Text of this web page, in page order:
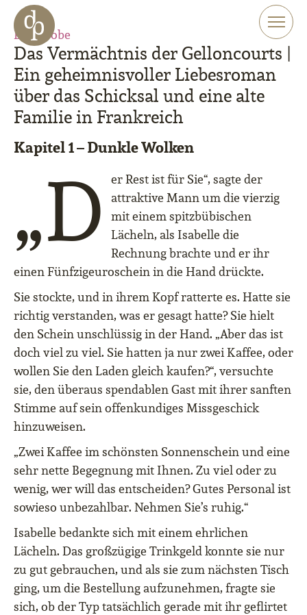
Zum Haupt-Inhalt springen
Zur Navigation springen
Zur Website-Suche springen
Leseprobe
Das Vermächtnis der Gelloncourts |
Ein geheimnisvoller Liebesroman
über das Schicksal und eine alte
Familie in Frankreich
Kapitel 1 – Dunkle Wolken
„D
er Rest ist für Sie“, sagte der
attraktive Mann um die vierzig
mit einem spitzbübischen
Lächeln, als Isabelle die
Rechnung brachte und er ihr
einen Fünfzigeuroschein in die Hand drückte.
Sie stockte, und in ihrem Kopf ratterte es. Hatte sie
richtig verstanden, was er gesagt hatte? Sie hielt
den Schein unschlüssig in der Hand. „Aber das ist
doch viel zu viel. Sie hatten ja nur zwei Kaffee, oder
wollen Sie den Laden gleich kaufen?“, versuchte
sie, den überaus spendablen Gast mit ihrer sanften
Stimme auf sein offenkundiges Missgeschick
hinzuweisen.
„Zwei Kaffee im schönsten Sonnenschein und eine
sehr nette Begegnung mit Ihnen. Zu viel oder zu
wenig, wer will das entscheiden? Gutes Personal ist
sowieso unbezahlbar. Nehmen Sie’s ruhig.“
Isabelle bedankte sich mit einem ehrlichen
Lächeln. Das großzügige Trinkgeld konnte sie nur
zu gut gebrauchen, und als sie zum nächsten Tisch
ging, um die Bestellung aufzunehmen, fragte sie
sich, ob der Typ tatsächlich gerade mit ihr geflirtet